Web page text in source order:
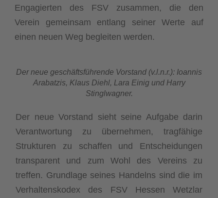
Engagierten des FSV zusammen, die den
Verein gemeinsam entlang seiner Werte auf
einen neuen Weg begleiten werden.
Der neue geschäftsführende Vorstand (v.l.n.r.): Ioannis
Arabatzis, Klaus Diehl, Lara Einig und Harry
Stinglwagner.
Der neue Vorstand sieht seine Aufgabe darin
Verantwortung zu übernehmen, tragfähige
Strukturen zu schaffen und Entscheidungen
transparent und zum Wohl des Vereins zu
treffen. Grundlage seines Handelns sind die im
Verhaltenskodex des FSV Hessen Wetzlar